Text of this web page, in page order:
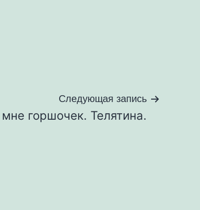
Следующая запись
горшочек. Телятина.